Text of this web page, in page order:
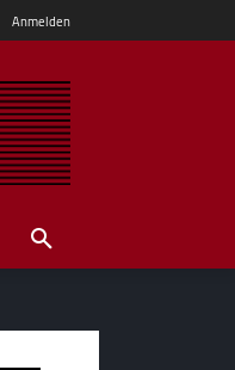
Anmelden